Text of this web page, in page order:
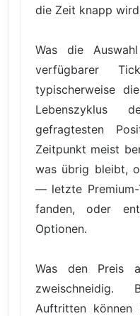
die Zeit knapp
Was die
verfügbarer
typischerweise
Lebenszyklus
gefragtesten
Zeitpunkt meist
was übrig bleibt,
— letzte Premium-
fanden, oder
Optionen.
Was den Preis
zweischneidig.
Auftritten